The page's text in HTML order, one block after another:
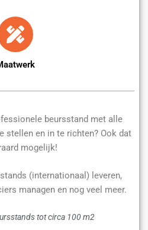
beursstand met alle
stellen en in te richten? Ook dat
mogelijk!
(internationaal) leveren,
managen en nog veel meer.
tot circa 100 m2